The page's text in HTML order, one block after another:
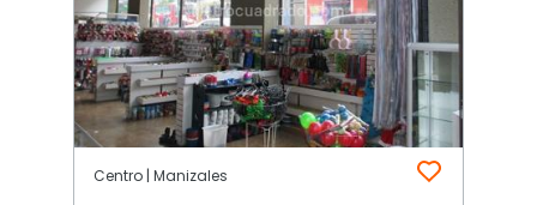
Centro | Manizales